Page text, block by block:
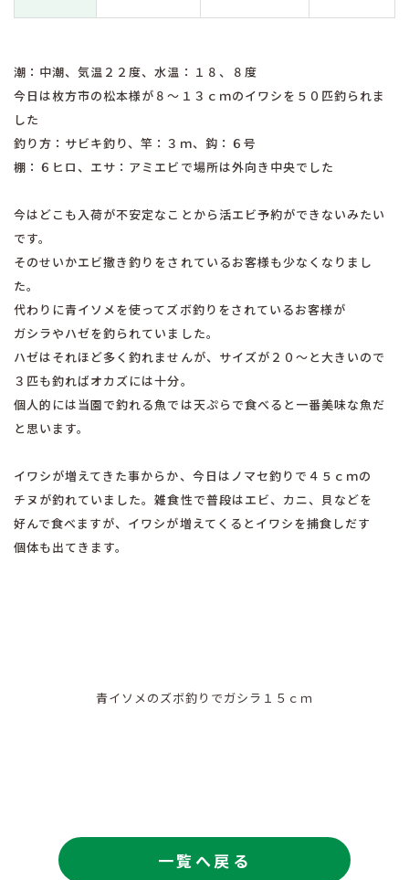
潮：中潮、気温２２度、水温：１８、８度
今日は枚方市の松本様が８〜１３ｃｍのイワシを５０匹釣られま
した
釣り方：サビキ釣り、竿：３ｍ、鈎：６号
棚：６ヒロ、エサ：アミエビで場所は外向き中央でした
今はどこも入荷が不安定なことから活エビ予約ができないみたい
です。
そのせいかエビ撒き釣りをされているお客様も少なくなりまし
た。
代わりに青イソメを使ってズボ釣りをされているお客様が
ガシラやハゼを釣られていました。
ハゼはそれほど多く釣れませんが、サイズが２０〜と大きいので
３匹も釣ればオカズには十分。
個人的には当園で釣れる魚では天ぷらで食べると一番美味な魚だ
と思います。
イワシが増えてきた事からか、今日はノマセ釣りで４５ｃｍの
チヌが釣れていました。雑食性で普段はエビ、カニ、貝などを
好んで食べますが、イワシが増えてくるとイワシを捕食しだす
個体も出てきます。
青イソメのズボ釣りでガシラ１５ｃｍ
一覧へ戻る